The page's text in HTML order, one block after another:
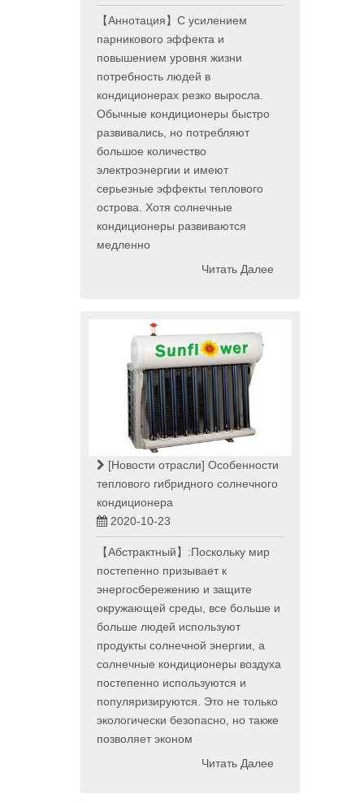
【Аннотация】С усилением
парникового эффекта и
повышением уровня жизни
потребность людей в
кондиционерах резко выросла.
Обычные кондиционеры быстро
развивались, но потребляют
большое количество
электроэнергии и имеют
серьезные эффекты теплового
острова. Хотя солнечные
кондиционеры развиваются
медленно
Читать Далее
[Новости отрасли] Особенности
теплового гибридного солнечного
кондиционера
2020-10-23
【Абстрактный】:Поскольку мир
постепенно призывает к
энергосбережению и защите
окружающей среды, все больше и
больше людей используют
продукты солнечной энергии, а
солнечные кондиционеры воздуха
постепенно используются и
популяризируются. Это не только
экологически безопасно, но также
позволяет эконом
Читать Далее